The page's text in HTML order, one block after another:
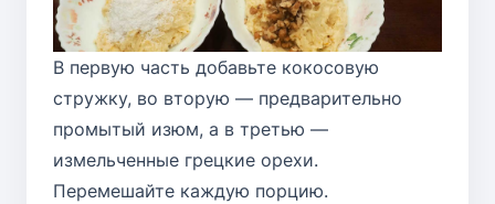
В первую часть добавьте кокосовую
стружку, во вторую — предварительно
промытый изюм, а в третью —
измельченные грецкие орехи.
Перемешайте каждую порцию.